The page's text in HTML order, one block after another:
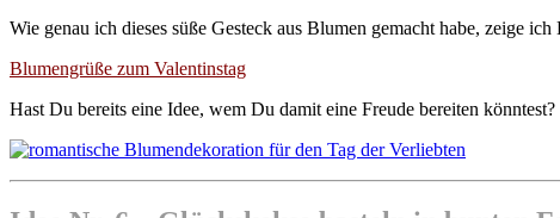
Wie genau ich dieses süße Gesteck aus Blumen gemacht habe, zeige ich
Blumengrüße zum Valentinstag
Hast Du bereits eine Idee, wem Du damit eine Freude bereiten könntest?